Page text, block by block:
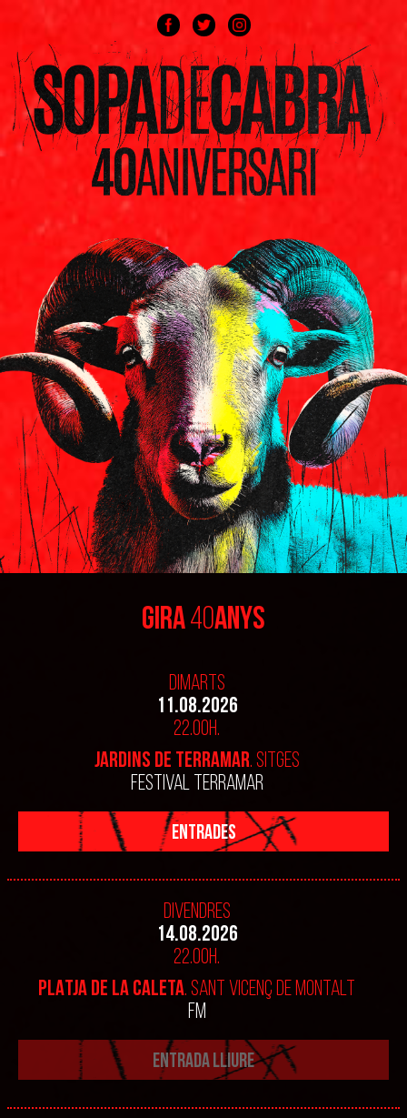
Gira40Anys
Dimarts
11.08.2026
22.00h.
Jardins de Terramar. SITGES
FESTIVAL TERRAMAR
ENTRADES
Divendres
14.08.2026
22.00h.
PLATJA DE LA CALETA. SANT VICENÇ DE MONTALT
FM
ENTRADA LLIURE